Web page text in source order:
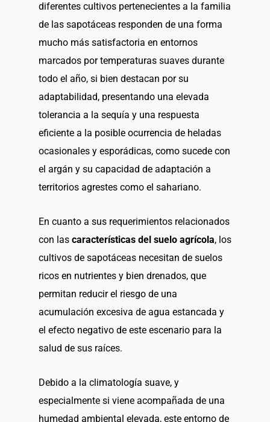
diferentes cultivos pertenecientes a la familia
de las sapotáceas responden de una forma
mucho más satisfactoria en entornos
marcados por temperaturas suaves durante
todo el año, si bien destacan por su
adaptabilidad, presentando una elevada
tolerancia a la sequía y una respuesta
eficiente a la posible ocurrencia de heladas
ocasionales y esporádicas, como sucede con
el argán y su capacidad de adaptación a
territorios agrestes como el sahariano.
En cuanto a sus requerimientos relacionados
con las características del suelo agrícola, los
cultivos de sapotáceas necesitan de suelos
ricos en nutrientes y bien drenados, que
permitan reducir el riesgo de una
acumulación excesiva de agua estancada y
el efecto negativo de este escenario para la
salud de sus raíces.
Debido a la climatología suave, y
especialmente si viene acompañada de una
humedad ambiental elevada, este entorno de